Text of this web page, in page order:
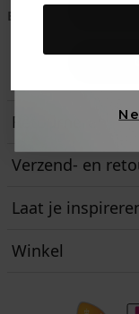
Betaal achteraf met
Retourneren
Verzend- en
Laat je
Winkel